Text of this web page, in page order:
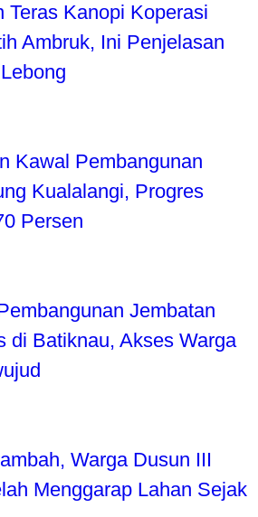
Teras Kanopi Koperasi
Ambruk, Ini Penjelasan
Kawal Pembangunan
Kualalangi, Progres
Persen
Jembatan
di Batiknau, Akses Warga
Warga Dusun III
Menggarap Lahan Sejak